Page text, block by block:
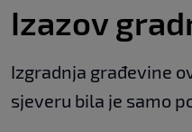
Izazov
Izgradnja građevine
sjeveru bila je samo